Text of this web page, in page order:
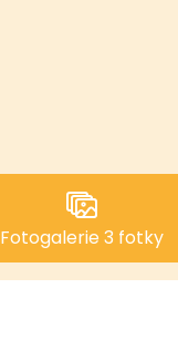
Fotogalerie 3 fotky